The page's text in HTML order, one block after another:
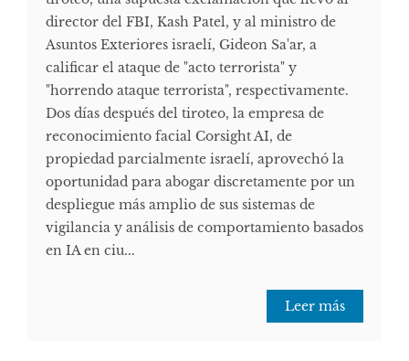
director del FBI, Kash Patel, y al ministro de
Asuntos Exteriores israelí, Gideon Sa'ar, a
calificar el ataque de "acto terrorista" y
"horrendo ataque terrorista", respectivamente.
Dos días después del tiroteo, la empresa de
reconocimiento facial Corsight AI, de
propiedad parcialmente israelí, aprovechó la
oportunidad para abogar discretamente por un
despliegue más amplio de sus sistemas de
vigilancia y análisis de comportamiento basados
​​en IA en ciu...
Leer más